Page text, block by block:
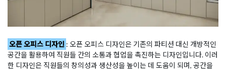
오픈 오피스 디자인 : 오픈 오피스 디자인은 기존의 파티션 대신 개방적인
공간을 활용하여 직원들 간의 소통과 협업을 촉진하는 디자인입니다. 이러
한 디자인은 직원들의 창의성과 생산성을 높이는 데 도움이 되며, 공간을